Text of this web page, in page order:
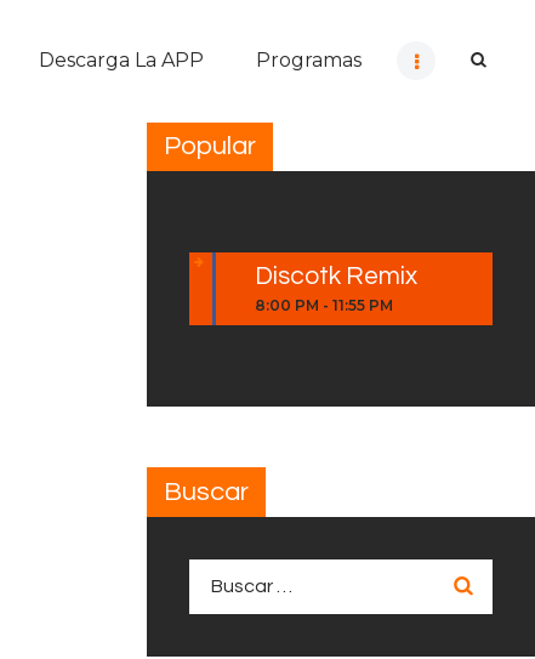
Descarga La APP Programas
Popular
Discotk Remix
8:00 PM -11:55 PM
Buscar